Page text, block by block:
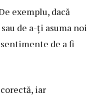
exemplu, dacă
de a-ți asuma noi
de a fi
iar